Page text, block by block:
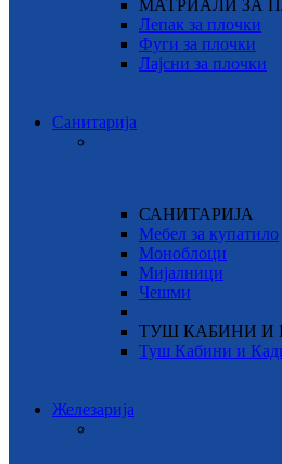
МАТРИАЛИ ЗА
Лепак за плочки
Фуги за плочки
Лајсни за плочки
Санитарија
САНИТАРИЈА
Мебел за купатило
Моноблоци
Мијалници
Чешми
ТУШ КАБИНИ И
Туш Кабини и
Железарија